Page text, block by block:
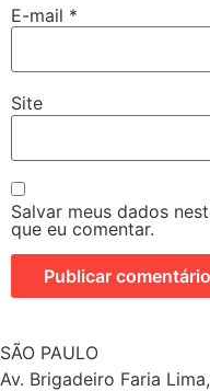
E-mail *
Site
Salvar meus dados
que eu comentar.
SÃO PAULO
Av. Brigadeiro Faria Lima,